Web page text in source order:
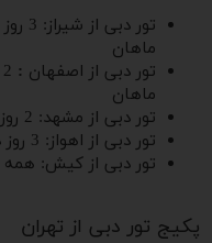
تور
ماهان
تور دبی از اصفهان :
ماهان
تور دبی از مشهد: 2 روز در هفته با پرواز ایران ایر و ماهان
تور دبی از اهواز: 3 روز در هفته با پرواز ایران ایر
تور دبی از کیش: همه
پکیج تور دبی از تهران